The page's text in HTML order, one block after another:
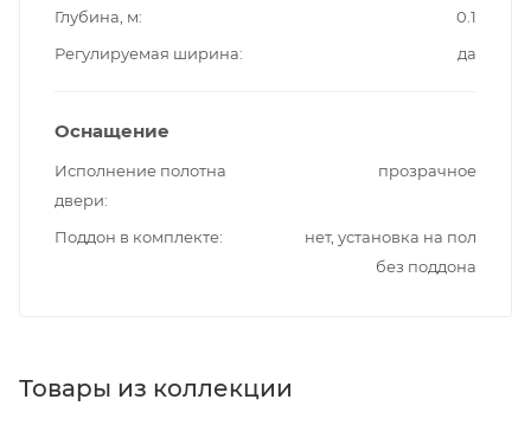
Глубина, м
0.1
Регулируемая ширина
да
Оснащение
Исполнение полотна
двери
прозрачное
Поддон в комплекте
нет, установка на пол
без поддона
Товары из коллекции